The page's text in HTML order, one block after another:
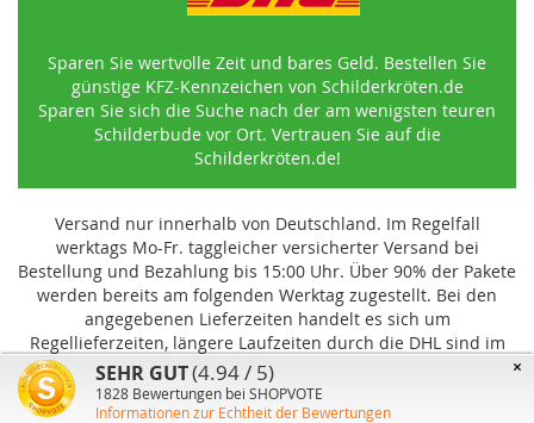
Sparen Sie wertvolle Zeit und bares Geld. Bestellen Sie
günstige KFZ-Kennzeichen von Schilderkröten.de
Sparen Sie sich die Suche nach der am wenigsten teuren
Schilderbude vor Ort. Vertrauen Sie auf die
Schilderkröten.de!
Versand nur innerhalb von Deutschland. Im Regelfall
werktags Mo-Fr. taggleicher versicherter Versand bei
Bestellung und Bezahlung bis 15:00 Uhr. Über 90% der Pakete
werden bereits am folgenden Werktag zugestellt. Bei den
angegebenen Lieferzeiten handelt es sich um
Regellieferzeiten, längere Laufzeiten durch die DHL sind im
Einzelfall möglich und können von uns nicht beeinflusst
werden.
×
SEHR GUT(4.94 / 5)
1828 Bewertungen bei SHOPVOTE
Informationen zur Echtheit der Bewertungen